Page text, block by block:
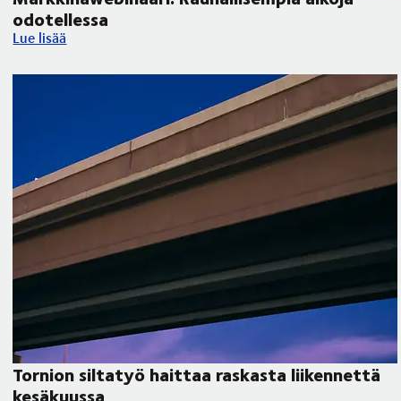
odotellessa
Markkinawebinaari: Rauhallisempia aikoja odotellessa
Lue lisää
Tornion siltatyö haittaa raskasta liikennettä
kesäkuussa